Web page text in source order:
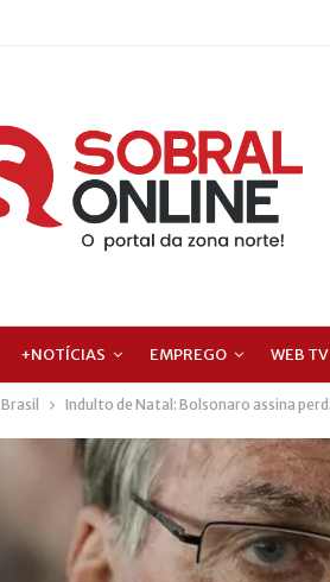
+NOTÍCIAS EMPREGO WEB TV
Brasil Indulto de Natal: Bolsonaro assina